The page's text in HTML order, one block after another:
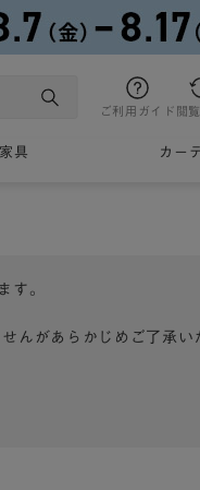
ご利用ガイド 閲
家具 カー
す。
んがあらかじめご了承い